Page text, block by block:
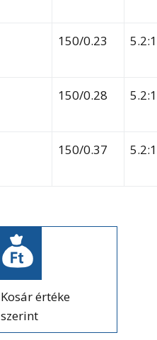
150/0.23 5.2:1
150/0.28 5.2:1
150/0.37 5.2:1
Kosár értéke
szerint